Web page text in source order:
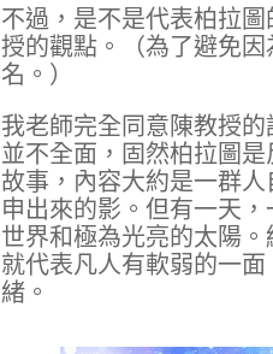
不過，是不是代表柏拉
授的觀點。（為了避免
名。）
我老師完全同意陳教授
並不全面，固然柏拉圖
故事，內容大約是一群
申出來的影。但有一天
世界和極為光亮的太陽
就代表凡人有軟弱的一
緒。